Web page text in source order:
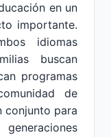
en un
importante.
idiomas
buscan
programas
de
conjunto para